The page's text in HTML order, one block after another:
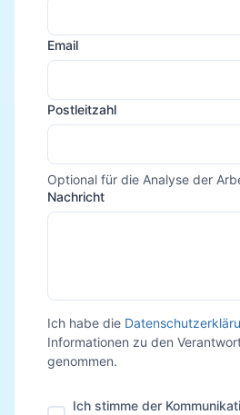
Email
Postleitzahl
Optional für die Analyse der
Nachricht
Ich habe die
Informationen zu den
genommen.
Ich stimme der